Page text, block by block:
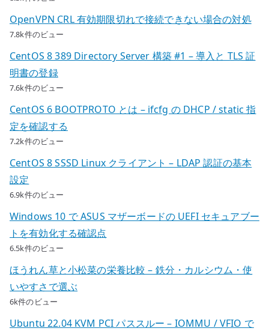
OpenVPN CRL 有効期限切れで接続できない場合の対処
7.8k件のビュー
CentOS 8 389 Directory Server 構築 #1 – 導入と TLS 証
明書の登録
7.6k件のビュー
CentOS 6 BOOTPROTO とは – ifcfg の DHCP / static 指
定を確認する
7.2k件のビュー
CentOS 8 SSSD Linux クライアント – LDAP 認証の基本
設定
6.9k件のビュー
Windows 10 で ASUS マザーボードの UEFI セキュアブー
トを有効化する確認点
6.5k件のビュー
ほうれん草と小松菜の栄養比較 – 鉄分・カルシウム・使
いやすさで選ぶ
6k件のビュー
Ubuntu 22.04 KVM PCI パススルー – IOMMU / VFIO で